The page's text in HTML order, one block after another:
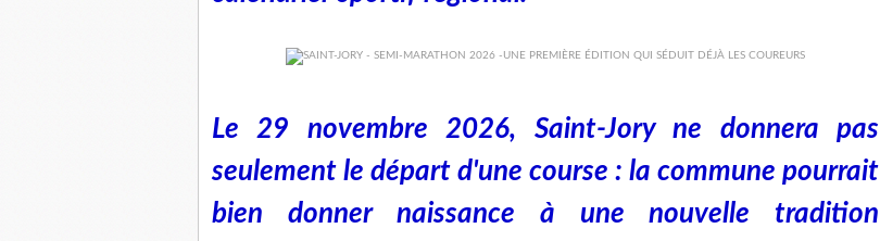
Le 29 novembre 2026, Saint-Jory ne donnera pas
seulement le départ d'une course : la commune pourrait
bien donner naissance à une nouvelle tradition